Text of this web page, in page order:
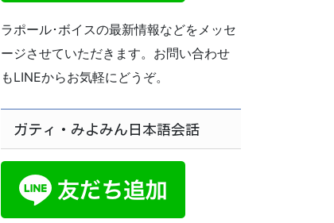
ラポール･ボイスの最新情報などをメッセ
ージさせていただきます。お問い合わせ
もLINEからお気軽にどうぞ。
ガティ・みよみん日本語会話